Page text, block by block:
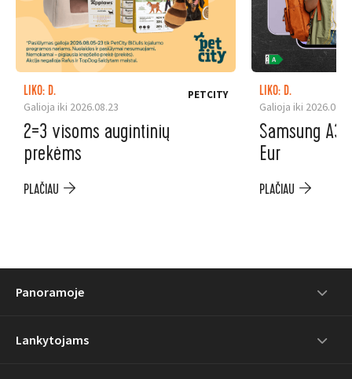
LIKO: D.
Galioja iki 2026.08.23
PETCITY
2=3 visoms augintinių
prekėms
PLAČIAU
LIKO: D.
Galioja iki
Samsung
Eur
PLAČIAU
Panoramoje
Lankytojams